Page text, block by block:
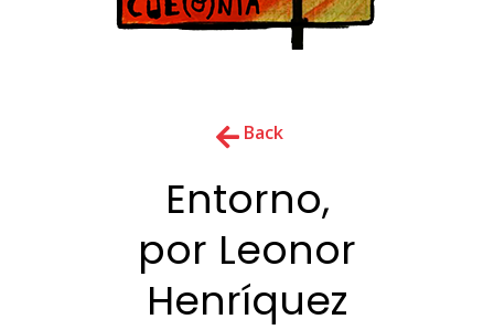
Back
Entorno,
por Leonor
Henríquez